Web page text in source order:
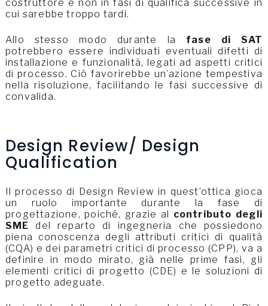
costruttore e non in fasi di qualifica successive in
cui sarebbe troppo tardi.
Allo stesso modo durante la fase di SAT
potrebbero essere individuati eventuali difetti di
installazione e funzionalità, legati ad aspetti critici
di processo. Ciò favorirebbe un’azione tempestiva
nella risoluzione, facilitando le fasi successive di
convalida.
Design Review/ Design
Qualification
Il processo di Design Review in quest’ottica gioca
un ruolo importante durante la fase di
progettazione, poiché, grazie al contributo degli
SME del reparto di ingegneria che possiedono
piena conoscenza degli attributi critici di qualità
(CQA) e dei parametri critici di processo (CPP), va a
definire in modo mirato, già nelle prime fasi, gli
elementi critici di progetto (CDE) e le soluzioni di
progetto adeguate.